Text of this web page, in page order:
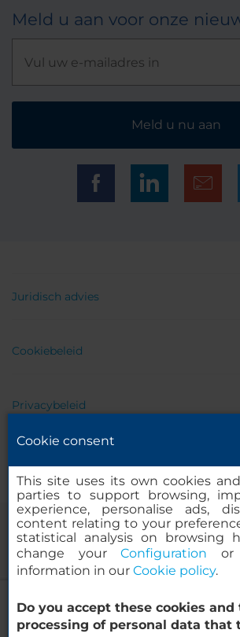
NH Caltagirone Villa San
Meld u aan voor onze
Meld u nu aan
Juridisch advies
Cookiebeleid
Privacybeleid
© 2000-2026 MINOR HOTELS EUROPE &
120. 28003 Madrid, Spanje
Cookie consent
This site uses its own cookies
parties to support browsing,
experience, personalise ads,
content relating to your
statistical analysis on browsing
change yourConfiguration or
information in our Cookie policy.
Do you accept these cookies and
processing of personal data that